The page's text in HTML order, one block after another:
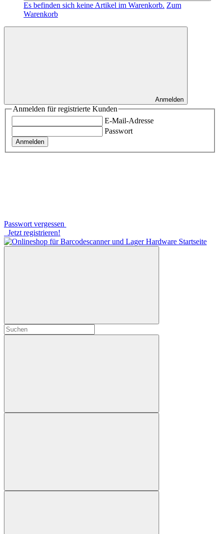
Es befinden sich keine Artikel im Warenkorb. Zum
Warenkorb
Anmelden
Anmelden für registrierte Kunden
E-Mail-Adresse
Passwort
Anmelden
Passwort vergessen
Jetzt registrieren!